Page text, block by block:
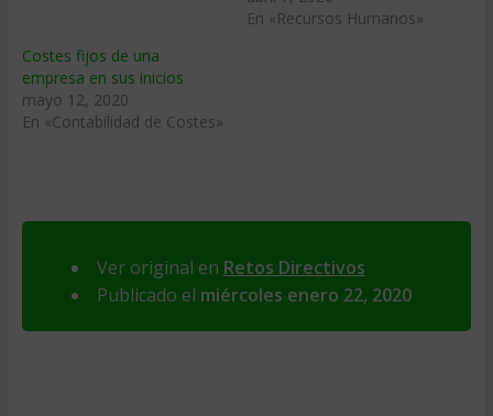
En «Recursos Humanos»
Costes fijos de una
empresa en sus inicios
mayo 12, 2020
En «Contabilidad de Costes»
Ver original en Retos Directivos
Publicado el miércoles enero 22, 2020